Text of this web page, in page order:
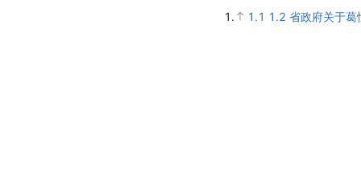
1. 1.1 1.2 省政府关于葛